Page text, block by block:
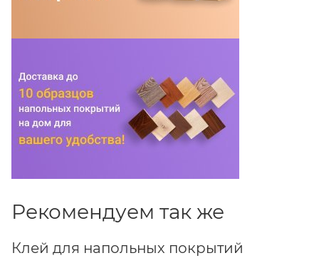
Рекомендуем так же
Клей для напольных покрытий